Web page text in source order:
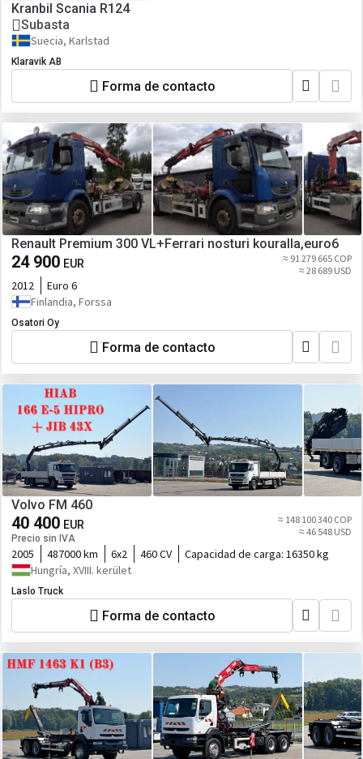
Kranbil Scania R124
Subasta
Suecia, Karlstad
Klaravik AB
Forma de contacto
Renault Premium 300 VL+Ferrari nosturi kouralla,euro6
24 900 EUR
≈ 91 279 665 COP
≈ 28 689 USD
2012
Euro 6
Finlandia, Forssa
Osatori Oy
Forma de contacto
Volvo FM 460
40 400 EUR
Precio sin IVA
≈ 148 100 340 COP
≈ 46 548 USD
2005 487000 km 6x2 460 CV Capacidad de carga: 16350 kg
Hungría, XVIII. kerület
Laslo Truck
Forma de contacto